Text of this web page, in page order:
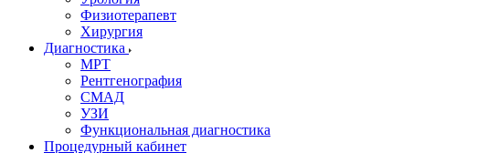
Физиотерапевт
Хирургия
Диагностика
МРТ
Рентгенография
СМАД
УЗИ
Функциональная диагностика
Процедурный кабинет